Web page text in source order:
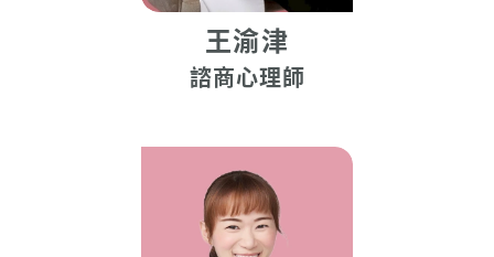
王渝津
諮商心理師